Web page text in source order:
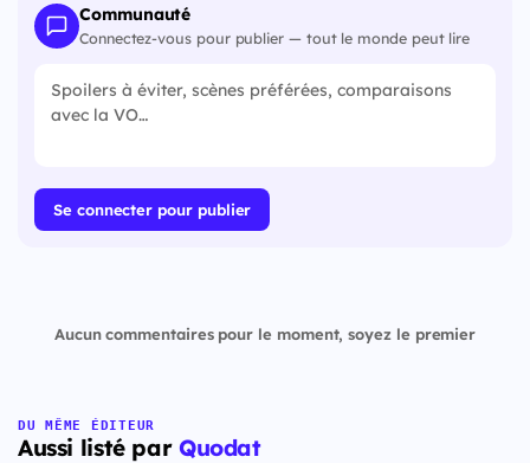
Communauté
Connectez-vous pour publier — tout le monde peut lire
Se connecter pour publier
Aucun commentaires pour le moment, soyez le premier
DU MÊME ÉDITEUR
Aussi listé par Quodat